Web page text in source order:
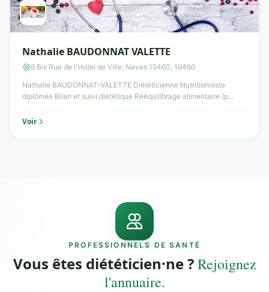
Nathalie BAUDONNAT VALETTE
6 Bis Rue de l'Hotel de Ville, Naves 19460, 19460
Nathalie BAUDONNAT-VALETTE Diététicienne Nutritionniste
diplômée Bilan et suivi diététique Rééquilibrage alimentaire (p...
Voir
PROFESSIONNELS DE SANTÉ
Vous êtes diététicien·ne ?Rejoignez
l'annuaire.